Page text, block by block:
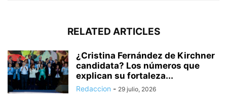
RELATED ARTICLES
¿Cristina Fernández de Kirchner
candidata? Los números que
explican su fortaleza...
Redaccion - 29 julio, 2026